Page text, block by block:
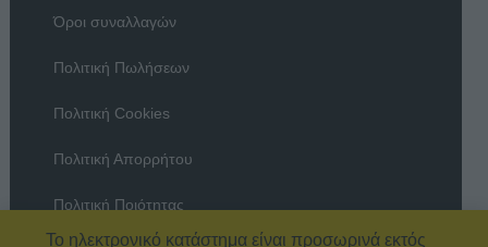
Όροι συναλλαγών
Πολιτική Πωλήσεων
Πολιτική Cookies
Πολιτική Απορρήτου
Πολιτική Ποιότητας
Το ηλεκτρονικό κατάστημα είναι προσωρινά εκτός